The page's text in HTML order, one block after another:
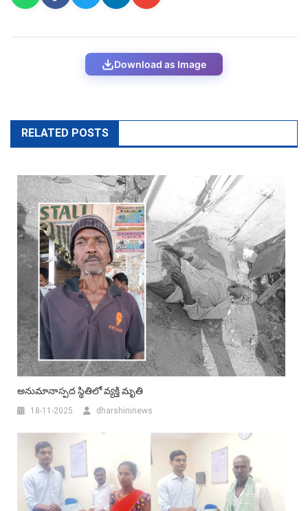
Download as Image
RELATED POSTS
అనుమానాస్పద స్థితిలో వ్యక్తి మృతి
18-11-2025 dharshininews